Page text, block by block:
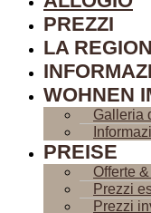
PREZZI
LA
WOHNEN
Galleria
PREISE
Offerte
Prezzi
Prezzi